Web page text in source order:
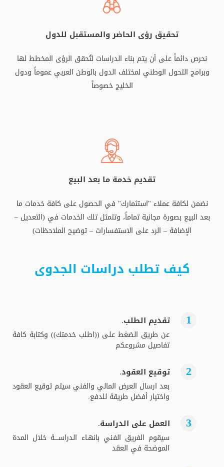
تحقيق رؤى الحاضر والمستقبل للدول
نحرص دائماً على أن يتم بناء الدراسات لتُحقق الرؤى المخطط لها
وبرامج التحول الوطني لمختلف الدول بالوطن العربي عموماً ودول
الخليج خصوصاً
تقديم خدمة ما بعد البيع
نضمن لكافة عملاء "استثمارك" في الحصول على كافة خدمات ما
بعد البيع بصورة مجانية تماماً، وتتمثل تلك الخدمات في (التعديل –
الإضافة – الرد على الاستفسارات – توضيح الملاحظات)
كيف تطلب دراسات الجدوى
تقديم الطلب.
عن طريق الضغط على ((اطلب خدمتك)) وكتابة كافة
تفاصيل مشروعكم
توقيع العقود.
بعد ارسال العرض المالي والفني سيتم توقيع العقود
واختيار أفضل طريقة للدفع.
العمل على الدراسة.
سيقوم الفريق الفني بانهـاء الدراســــة خلال المدة
الموضحة في العقد